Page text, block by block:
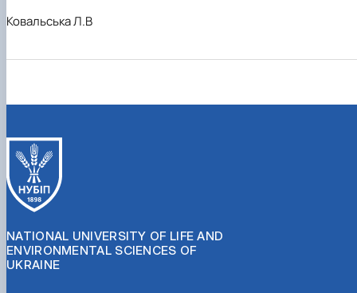
Ковальська Л.В
NATIONAL UNIVERSITY OF LIFE AND
ENVIRONMENTAL SCIENCES OF
UKRAINE